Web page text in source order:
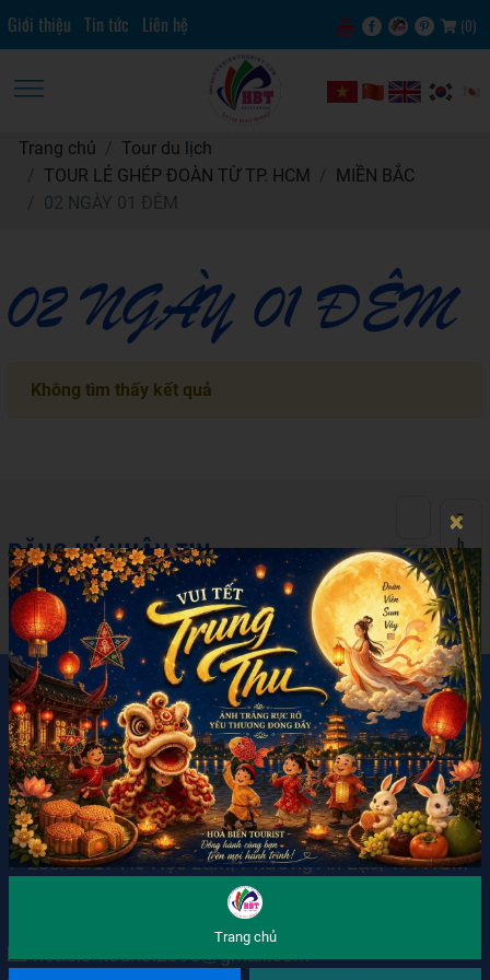
Giới thiệu Tin tức Liên hệ (0)
Trang chủ
Tour du lịch
TOUR LẺ GHÉP ĐOÀN TỪ TP. HCM
MIỀN BẮC
02 NGÀY 01 ĐÊM
02 NGÀY 01 ĐÊM
Không tìm thấy kết quả
ĐĂNG KÝ NHẬN TIN
Hãy đăng ký nhận thông tin mới nhất từ chúng tôi
GỬI
LIÊN HỆ
VĂN PHÒNG BÌNH TÂN
📍258/58/17 Hồ Học Lãm, Phường An Lạc, TP. HCM
📞 0937 144 345 (Mr. Long)
📞 0902 740 345 (Ms. Đào)
💌 hoabientourist2003@gmail.com
×
Trang chủ